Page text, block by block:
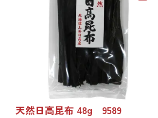
天然日高昆布 48g 9589